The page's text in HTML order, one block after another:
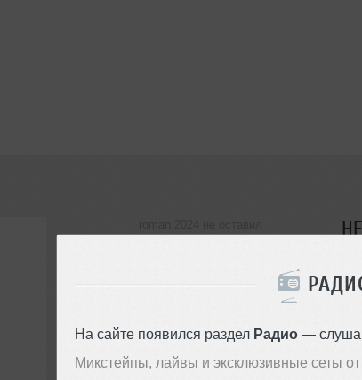
На сайте появился раздел Радио—
Микстейпы, лайвы и эксклюзивные сеты